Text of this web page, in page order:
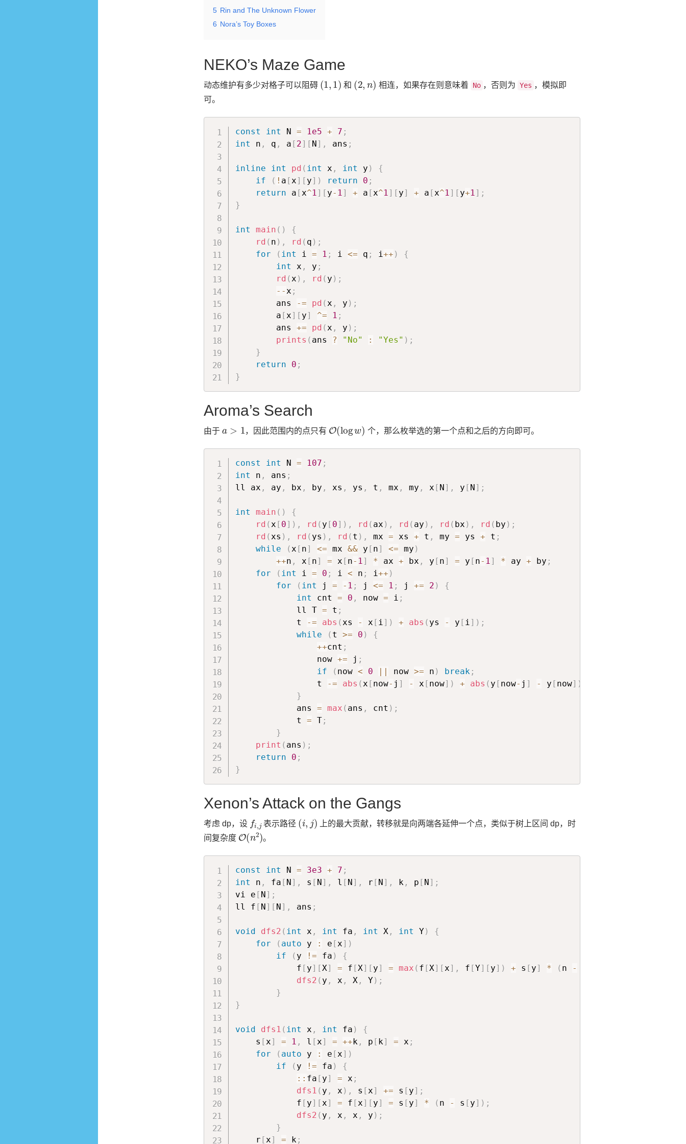
5 Rin and The Unknown Flower
6 Nora’s Toy Boxes
NEKO’s Maze Game
动态维护有多少对格子可以阻碍
(1 1 )
和
(2 )
相连，如果存在则意味着 No ，否则为 Yes ，模拟即
可。
const int N = 1e5 + 7 ;
int n , q , a [ 2] [ N] , ans ;
inline int pd ( int x , int y )
{
if
( ! a [x] [ y] ) return 0 ;
return a [x^1] [ y- 1] + a [x^1] [ y] + a [x^1] [ y+1] ;
}
int main ( )
{
rd ( n ) , rd ( q ) ;
for
( int i = 1 ; i <= q ; i++ )
{
int x , y ;
rd (x ) , rd ( y ) ;
--x ;
        ans
-= pd (x , y ) ;
        a
[x] [ y] ^= 1 ;
        ans
+= pd (x , y ) ;
prints ( ans ? "No" : "Yes" ) ;
}
return
0 ;
}
Aroma’s Search
由于 ，因此范围内的点只有
O(log )
个，那么枚举选的第一个点和之后的方向即可。
const int N = 107 ;
int n , ans ;
ll ax , ay , bx , by , xs , ys , t , mx , my , x [ N] , y [ N] ;
int main ( )
{
rd (x [ 0] ) , rd ( y [ 0] ) , rd ( ax ) , rd ( ay ) , rd ( bx ) , rd ( by ) ;
rd (xs ) , rd ( ys ) , rd ( t ) , mx = xs + t , my = ys + t ;
while
(x [ n] <= mx && y [ n] <= my )
++n , x [ n] = x [ n- 1] * ax + bx , y [ n] = y [ n- 1] * ay + by ;
for
( int i = 0 ; i < n ; i++ )
for
( int j = - 1 ; j <= 1 ; j += 2 )
{
int cnt = 0 , now = i ;
            ll T
= t ;
            t
-= abs (xs - x [ i] ) + abs ( ys - y [ i] ) ;
while
( t >= 0 )
{
++cnt ;
                now
+= j ;
if
( now < 0 || now >= n ) break;
                t
-= abs (x [ now- j ] - x [ now] ) + abs ( y [ now- j ] - y [ now] )
}
            ans
= max ( ans , cnt ) ;
            t
= T;
}
print ( ans ) ;
return
0 ;
}
Xenon’s Attack on the Gangs
考虑 dp，设
i,
表示路径
( ,
上的最大贡献，转移就是向两端各延伸一个点，类似于树上区间 dp，时
间复杂度
O( 2)
。
const int N = 3e3 + 7 ;
int n , fa [ N] , s [ N] , l [ N] , r [ N] , k, p [ N] ;
vi e [ N] ;
ll f [ N] [ N] , ans ;
void dfs2 ( int x , int fa , int X, int Y)
{
for
( auto y : e [x] )
if
( y != fa )
{
            f
[ y] [X] = f [X] [ y] = max ( f [X] [x] , f [Y] [ y] ) + s [ y] * ( n -
dfs2 ( y , x , X, Y) ;
}
}
void dfs1 ( int x , int fa )
{
    s
[x] = 1 , l [x] = ++k, p [ k] = x ;
for
( auto y : e [x] )
if
( y != fa )
{
:: fa [ y] = x ;
dfs1 ( y , x ) , s [x] += s [ y] ;
            f
[ y] [x] = f [x] [ y] = s [ y] * ( n - s [ y] ) ;
dfs2 ( y , x , x , y ) ;
}
    r
[x] = k;